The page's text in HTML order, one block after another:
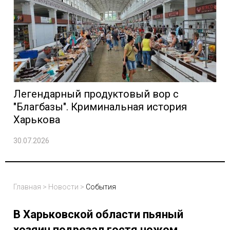
Легендарный продуктовый вор с
"Благбазы". Криминальная история
Харькова
30.07.2026
Главная > Новости > События
В Харьковской области пьяный